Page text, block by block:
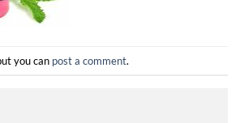
you can post a comment.